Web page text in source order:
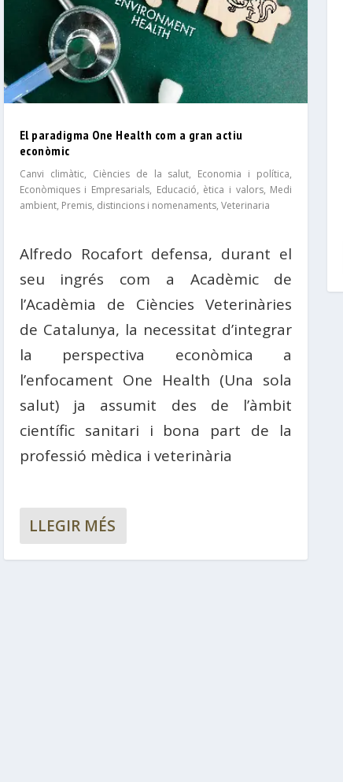
El paradigma One Health com a gran actiu
econòmic
Canvi climàtic, Ciències de la salut, Economia i política,
Econòmiques i Empresarials, Educació, ètica i valors, Medi
ambient, Premis, distincions i nomenaments, Veterinaria
Alfredo Rocafort defensa, durant el
seu ingrés com a Acadèmic de
l’Acadèmia de Ciències Veterinàries
de Catalunya, la necessitat d’integrar
la perspectiva econòmica a
l’enfocament One Health (Una sola
salut) ja assumit des de l’àmbit
científic sanitari i bona part de la
professió mèdica i veterinària
LLEGIR MÉS